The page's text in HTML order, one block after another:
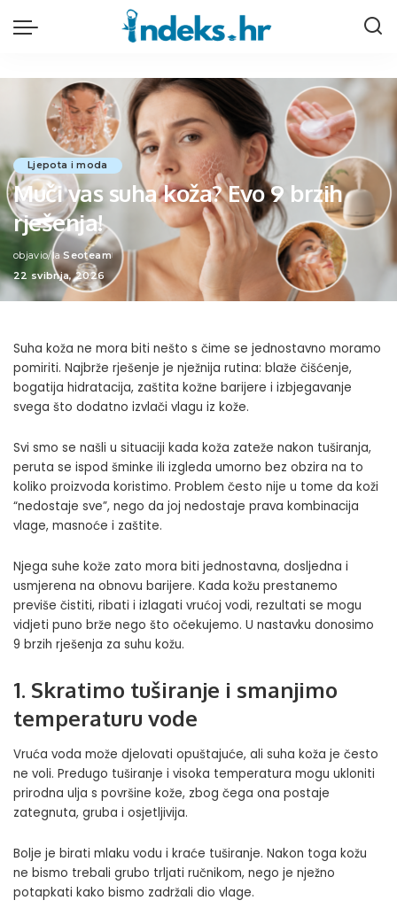
Ljepota i moda
Muči vas suha koža? Evo 9 brzih
rješenja!
Posted
by
objavio/la Seoteam
22 svibnja, 2026
Suha koža ne mora biti nešto s čime se jednostavno moramo
pomiriti. Najbrže rješenje je nježnija rutina: blaže čišćenje,
bogatija hidratacija, zaštita kožne barijere i izbjegavanje
svega što dodatno izvlači vlagu iz kože.
Svi smo se našli u situaciji kada koža zateže nakon tuširanja,
peruta se ispod šminke ili izgleda umorno bez obzira na to
koliko proizvoda koristimo. Problem često nije u tome da koži
“nedostaje sve”, nego da joj nedostaje prava kombinacija
vlage, masnoće i zaštite.
Njega suhe kože zato mora biti jednostavna, dosljedna i
usmjerena na obnovu barijere. Kada kožu prestanemo
previše čistiti, ribati i izlagati vrućoj vodi, rezultati se mogu
vidjeti puno brže nego što očekujemo. U nastavku donosimo
9 brzih rješenja za suhu kožu.
1. Skratimo tuširanje i smanjimo
temperaturu vode
Vruća voda može djelovati opuštajuće, ali suha koža je često
ne voli. Predugo tuširanje i visoka temperatura mogu ukloniti
prirodna ulja s površine kože, zbog čega ona postaje
zategnuta, gruba i osjetljivija.
Bolje je birati mlaku vodu i kraće tuširanje. Nakon toga kožu
ne bismo trebali grubo trljati ručnikom, nego je nježno
potapkati kako bismo zadržali dio vlage.